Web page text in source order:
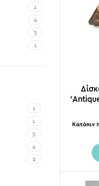
1
4
3
1
1
1
3
4
2
Κατόπιν